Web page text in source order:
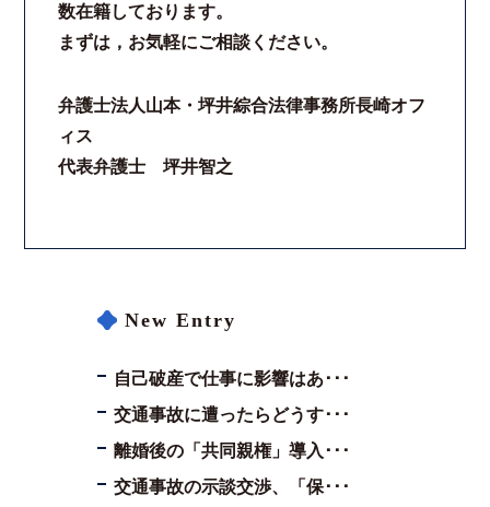
数在籍しております。
まずは，お気軽にご相談ください。
弁護士法人山本・坪井綜合法律事務所長崎オフ
ィス
代表弁護士 坪井智之
New Entry
自己破産で仕事に影響はあ･･･
交通事故に遭ったらどうす･･･
離婚後の「共同親権」導入･･･
交通事故の示談交渉、「保･･･